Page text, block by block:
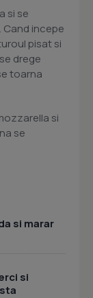
si se
Cand incepe
pisat si
drege
toarna
si
se
si marar
si